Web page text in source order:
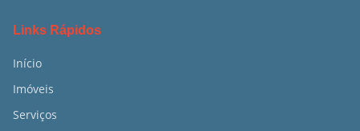
Links Rápidos
Início
Imóveis
Serviços